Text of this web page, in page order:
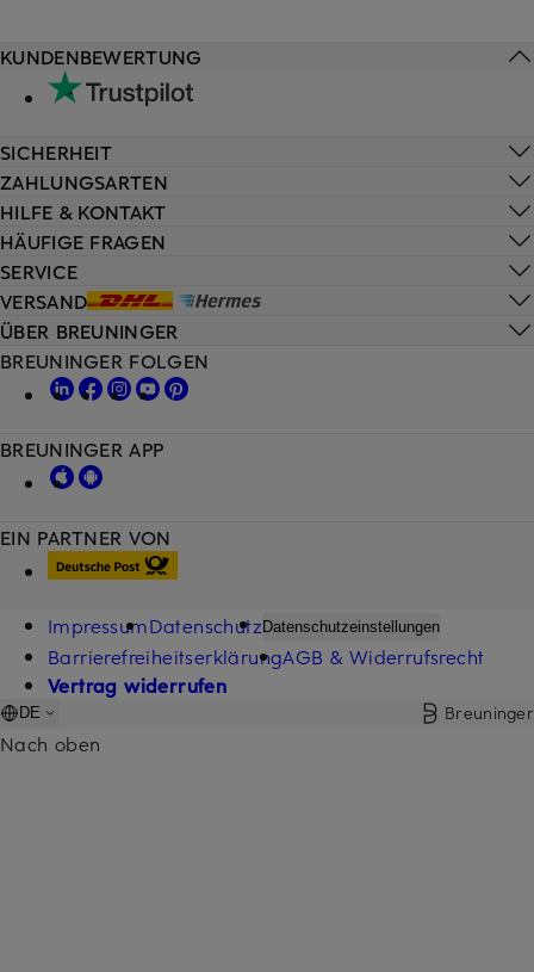
HILFE & KONTAKT
HÄUFIGE FRAGEN
SERVICE
VERSAND
KUNDENBEWERTUNG
SICHERHEIT
ZAHLUNGSARTEN
ÜBER BREUNINGER
EIN PARTNER VON
BREUNINGER FOLGEN
BREUNINGER APP
ImpressumDatenschutz Datenschutzeinstellungen
BarrierefreiheitserklärungAGB & Widerrufsrecht
Vertrag widerrufen
DE Breuninger
Nach oben